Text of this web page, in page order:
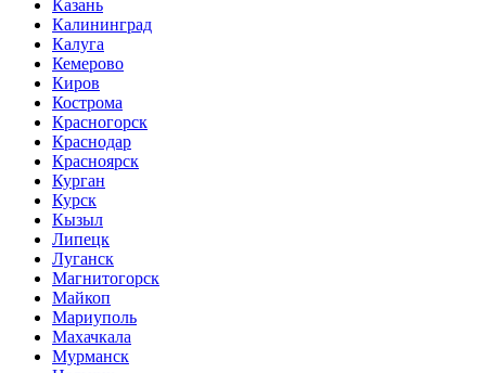
Казань
Калининград
Калуга
Кемерово
Киров
Кострома
Красногорск
Краснодар
Красноярск
Курган
Курск
Кызыл
Липецк
Луганск
Магнитогорск
Майкоп
Мариуполь
Махачкала
Мурманск